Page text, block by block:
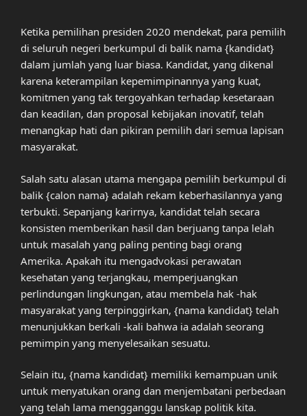
Ketika pemilihan presiden 2020 mendekat, para pemilih
di seluruh negeri berkumpul di balik nama {kandidat}
dalam jumlah yang luar biasa. Kandidat, yang dikenal
karena keterampilan kepemimpinannya yang kuat,
komitmen yang tak tergoyahkan terhadap kesetaraan
dan keadilan, dan proposal kebijakan inovatif, telah
menangkap hati dan pikiran pemilih dari semua lapisan
masyarakat.
Salah satu alasan utama mengapa pemilih berkumpul di
balik {calon nama} adalah rekam keberhasilannya yang
terbukti. Sepanjang karirnya, kandidat telah secara
konsisten memberikan hasil dan berjuang tanpa lelah
untuk masalah yang paling penting bagi orang
Amerika. Apakah itu mengadvokasi perawatan
kesehatan yang terjangkau, memperjuangkan
perlindungan lingkungan, atau membela hak -hak
masyarakat yang terpinggirkan, {nama kandidat} telah
menunjukkan berkali -kali bahwa ia adalah seorang
pemimpin yang menyelesaikan sesuatu.
Selain itu, {nama kandidat} memiliki kemampuan unik
untuk menyatukan orang dan menjembatani perbedaan
yang telah lama mengganggu lanskap politik kita.